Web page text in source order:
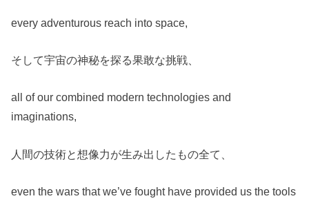
every adventurous reach into space,
そして宇宙の神秘を探る果敢な挑戦、
all of our combined modern technologies and
imaginations,
人間の技術と想像力が生み出したもの全て、
even the wars that we’ve fought have provided us the tools